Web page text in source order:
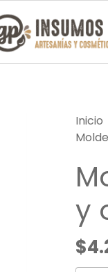
Inicio
y